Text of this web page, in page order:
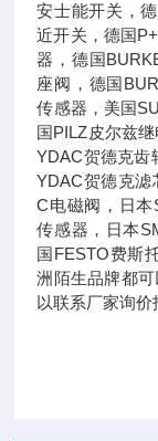
安士能开关，
近开关，德国
器，德国
座阀，德国
传感器，美国
国PILZ皮尔兹
YDAC贺德克齿
YDAC贺德克滤
C电磁阀，日
传感器，日本
国FESTO费斯
洲陌生品牌都
以联系厂家询价